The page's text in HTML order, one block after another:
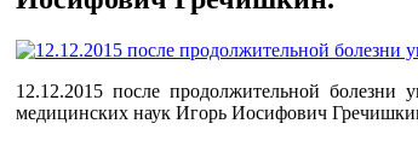
12.12.2015 после продолжительной
медицинских наук Игорь Иосифович